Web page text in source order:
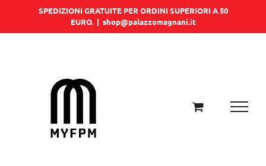
SPEDIZIONI GRATUITE PER ORDINI SUPERIORI A 50
EURO. | shop@palazzomagnani.it